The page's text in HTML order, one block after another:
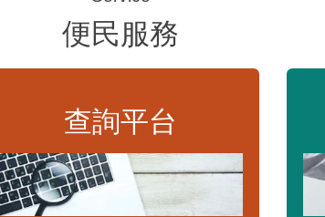
便民服務
查詢平台